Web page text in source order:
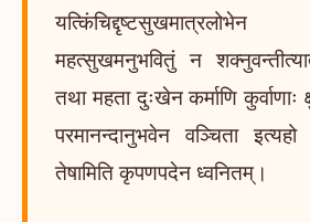
महत्सुखमनुभवितुं न
तथा महता दुःखेन कर्माणि
परमानन्दानुभवेन वञ्चिता
तेषामिति कृपणपदेन ध्वनितम्।